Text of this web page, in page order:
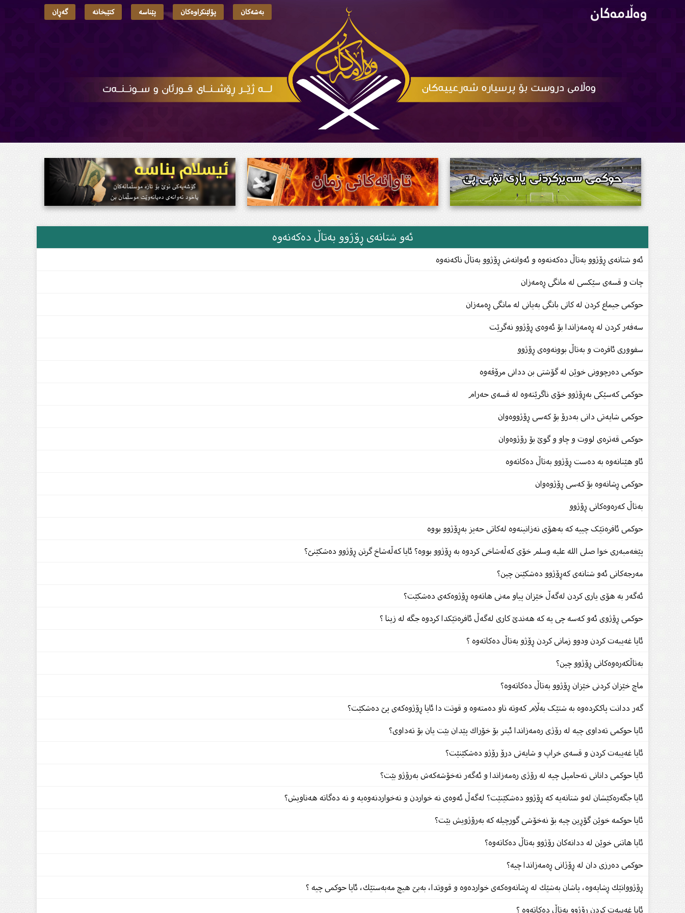
بەشەکان پۆلێنکراوەکان پێناسە کتێبخانە گەڕان
ئەو شتانەى ڕۆژوو بەتاڵ دەکەنەوە
ئەو شتانەی ڕۆژوو بەتاڵ دەکەنەوە و ئەوانەش ڕۆژوو بەتاڵ ناکەنەوە
چات و قسەى سێکسی لە مانگى ڕەمەزان
حوکمى جیماع کردن لە کاتى بانگى بەیانى لە مانگى ڕەمەزان
سەفەر کردن لە ڕەمەزاندا بۆ ئەوەى ڕۆژوو نەگرێت
سفوورى ئافرەت و بەتاڵ بوونەوەى ڕۆژوو
حوکمی دەرچوونی خوێن لە گۆشتى بن ددانى مرۆڤەوە
حوكمی کەسێکی بەڕۆژوو خۆی ناگرێتەوە لە قسەی حەرام
حوکمی شایەتی دانی بەدرۆ بۆ کەسی ڕۆژووەوان
حوكمى قەترەى لووت و چاو و گوێ بۆ رۆژوەوان
ئاو هێنانەوە بە دەست ڕۆژوو بەتاڵ دەکاتەوە
حوکمی ڕشانەوە بۆ کەسی ڕۆژوەوان
بەتاڵ کەرەوەکانی ڕۆژوو
حوکمی ئافرەتێک چییە کە بەهۆی نەزانینەوە لەکاتی حەیز بەڕۆژوو بووە
پێغەمبەری خوا صلى الله علیه وسلم خۆی كەڵەشاخی كردوە بە ڕۆژوو بووە؟ ئایا کەڵەشاخ گرتن ڕۆژوو دەشکێنێ؟
مەرجەكانی ئەو شتانەی كەڕۆژوو دەشكێنن چین؟
ئەگەر بە هۆى یارى کردن لەگەڵ خێزان پیاو مەنى هاتەوە ڕۆژوەکەى دەشکێت؟
حوکمی ڕۆژوی ئەو کەسە چی یە کە هەندێ کارى لەگەڵ ئافرەتێکدا کردوە جگە لە زینا ؟
ئایا غەیبەت کردن ودوو زمانی کردن ڕۆژو بەتاڵ دەکاتەوە ؟
بەتاڵكەرەوەكانی ڕۆژوو چین؟
ماچ خێزان کردنى خێزان ڕۆژوو بەتاڵ دەکاتەوە؟
گەر ددانت پاککردەوە بە شتێک بەڵام کەوتە ناو دەمتەوە و قوتت دا ئایا ڕۆژوەکەى پێ دەشکێت؟
ئایا حوكمی تەداوی چیە لە رۆژی رەمەزاندا ئیتر بۆ خۆراك پێدان بێت یان بۆ تەداوی؟
ئایا غەیبەت كردن و قسەى خراپ و شایەتى درۆ رۆژو دەشكێنێت؟
ئایا حوكمی دانانی تەحامیل چیە لە رۆژی رەمەزاندا و ئەگەر نەخۆشەكەش بەرۆژو بێت؟
ئایا جگەرەكێشان لەو شتانەیە کە ڕۆژوو دەشکێنێت؟ لەگەڵ ئەوەی نە خواردن و نەخواردنەوەیە و نە دەگاتە هەناویش؟
ئایا حوكمە خوێن گۆڕین چیە بۆ نەخۆشی گورچیلە كە بەرۆژویش بێت؟
ئایا هاتنی خوێن لە ددانەکان رۆژوو بەتاڵ دەکاتەوە؟
حوکمی دەرزی دان لە ڕۆژانی ڕەمەزاندا چیە؟
ڕۆژووانێك ڕشایەوە، پاشان بەشێك لە ڕشانەوەكەی خواردەوە و قووتدا، بەبێ هیچ مەبەستێك، ئایا حوكمی چیە ؟
ئایا غەیبەت كردن ڕۆژوو بەتاڵ دەکاتەوە ؟